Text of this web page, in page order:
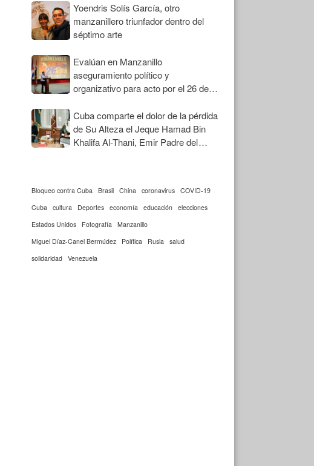
Yoendris Solís García, otro
manzanillero triunfador dentro del
séptimo arte
Evalúan en Manzanillo
aseguramiento político y
organizativo para acto por el 26 de
Cuba comparte el dolor de la pérdida
de Su Alteza el Jeque Hamad Bin
Khalifa Al-Thani, Emir Padre del
Bloqueo contra Cuba Brasil China coronavirus COVID-19
Cuba
cultura Deportes economía educación elecciones
Estados Unidos
Fotografía
Manzanillo
Miguel Díaz-Canel Bermúdez
Política Rusia
salud
solidaridad Venezuela